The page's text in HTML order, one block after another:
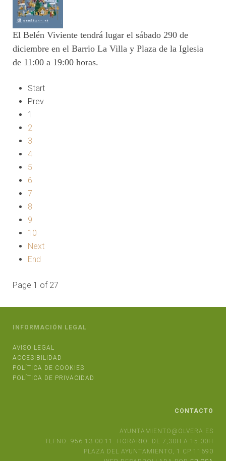
El Belén Viviente tendrá lugar el sábado 290 de
diciembre en el Barrio La Villa y Plaza de la Iglesia
de 11:00 a 19:00 horas.
Start
Prev
1
2
3
4
5
6
7
8
9
10
Next
End
Page 1 of 27
INFORMACIÓN LEGAL
AVISO LEGAL
ACCESIBILIDAD
POLÍTICA DE COOKIES
POLÍTICA DE PRIVACIDAD
CONTACTO
AYUNTAMIENTO@OLVERA.ES
TLFNO: 956 13 00 11. HORARIO: DE 7,30H A 15,00H
PLAZA DEL AYUNTAMIENTO, 1 CP 11690